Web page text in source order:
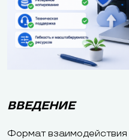
ВВЕДЕНИЕ
Формат